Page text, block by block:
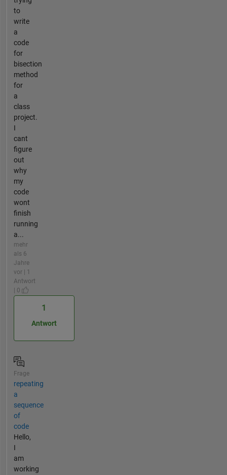
to
write
a
code
for
bisection
method
for
a
class
project.
I
cant
figure
out
why
my
code
wont
finish
running
a...
mehr
als 6
Jahre
vor | 1
Antwort
| 0
1
Antwort
Frage
repeating
a
sequence
of
code
Hello,
I
am
working